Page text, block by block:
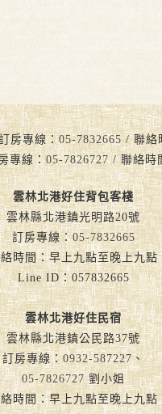
房專線：05-7832665/ 聯絡
專線：05-7826727/ 聯絡時
雲林北港好住背包客棧
雲林縣北港鎮光明路20號
訂房專線：05-7832665
時間：早上九點至晚上九點
Line ID：057832665
雲林北港好住民宿
雲林縣北港鎮公民路37號
訂房專線：0932-587227、
05-7826727劉小姐
時間：早上九點至晚上九點